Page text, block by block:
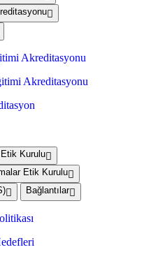
Akreditasyonu
Akreditasyonu
Kurulu
Etik Kurulu
Bağlantılar